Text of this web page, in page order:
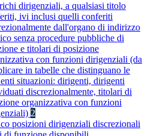
dirigenziali, a qualsiasi titolo
ivi inclusi quelli conferiti
dall'organo di indirizzo
senza procedure pubbliche di
e titolari di posizione
con funzioni dirigenziali (da
in tabelle che distinguano le
situazioni: dirigenti, dirigenti
discrezionalmente, titolari di
organizzativa con funzioni
2
posizioni dirigenziali discrezionali